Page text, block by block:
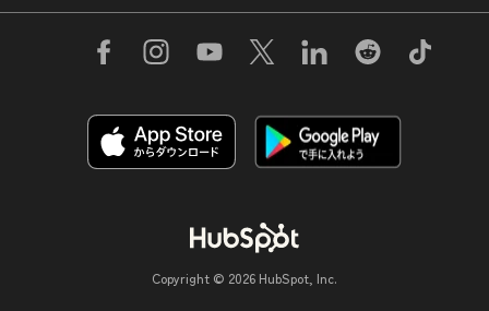
Copyright © 2026 HubSpot, Inc.